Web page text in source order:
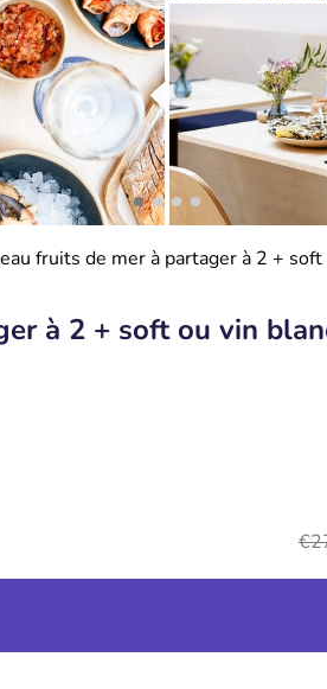
fruits de mer à partager à 2 +
à 2 + soft ou vin